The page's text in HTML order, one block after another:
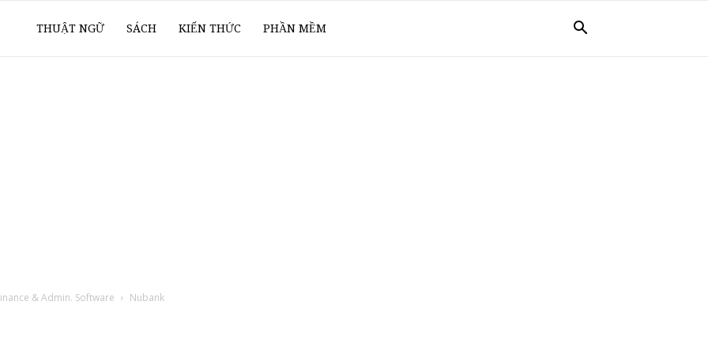
THUẬT NGỮ SÁCH KIẾN THỨC PHẦN MỀM
& Admin. Software Nubank